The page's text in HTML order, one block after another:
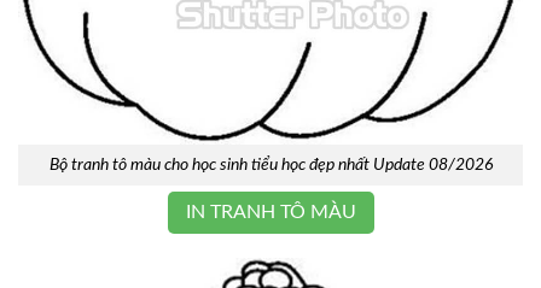
Bộ tranh tô màu cho học sinh tiểu học đẹp nhất Update 08/2026
IN TRANH TÔ MÀU